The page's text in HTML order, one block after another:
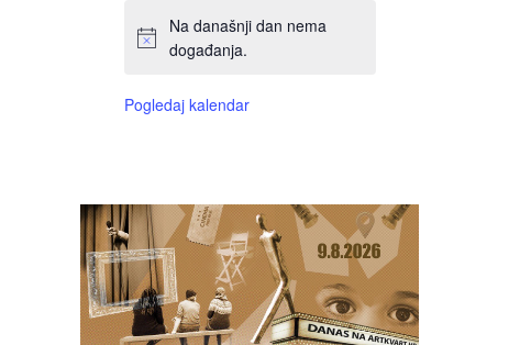
Na današnji dan nema
događanja.
Pogledaj kalendar